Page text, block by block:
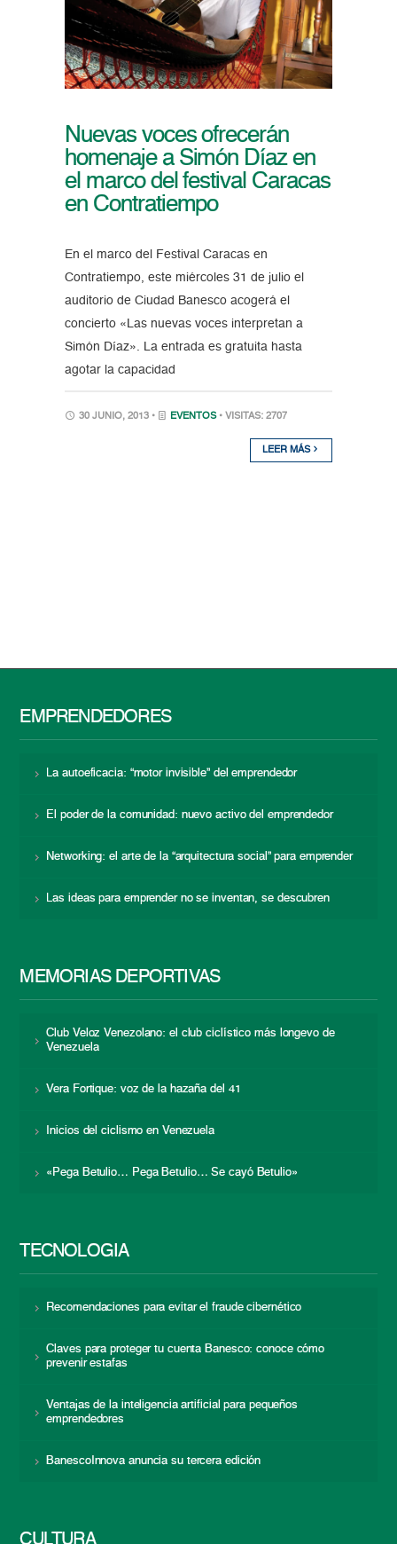
Nuevas voces ofrecerán
homenaje a Simón Díaz en
el marco del festival Caracas
en Contratiempo
En el marco del Festival Caracas en
Contratiempo, este miércoles 31 de julio el
auditorio de Ciudad Banesco acogerá el
concierto «Las nuevas voces interpretan a
Simón Díaz». La entrada es gratuita hasta
agotar la capacidad
30 JUNIO, 2013 • EVENTOS • VISITAS: 2707
LEER MÁS
EMPRENDEDORES
La autoeficacia: “motor invisible” del emprendedor
El poder de la comunidad: nuevo activo del emprendedor
Networking: el arte de la “arquitectura social” para emprender
Las ideas para emprender no se inventan, se descubren
MEMORIAS DEPORTIVAS
Club Veloz Venezolano: el club ciclístico más longevo de
Venezuela
Vera Fortique: voz de la hazaña del 41
Inicios del ciclismo en Venezuela
«Pega Betulio… Pega Betulio… Se cayó Betulio»
TECNOLOGÍA
Recomendaciones para evitar el fraude cibernético
Claves para proteger tu cuenta Banesco: conoce cómo
prevenir estafas
Ventajas de la inteligencia artificial para pequeños
emprendedores
BanescoInnova anuncia su tercera edición
CULTURA